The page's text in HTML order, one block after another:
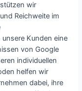
wir
Reichweite im
Kunden eine
von Google
individuellen
helfen wir
dabei, ihre